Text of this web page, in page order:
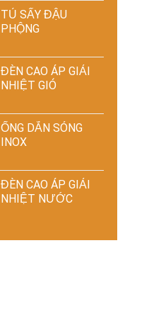
TỦ SẤY ĐẬU
PHỘNG
ĐÈN CAO ÁP GIẢI
NHIỆT GIÓ
ỐNG DẪN SÓNG
INOX
ĐÈN CAO ÁP GIẢI
NHIỆT NƯỚC